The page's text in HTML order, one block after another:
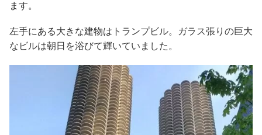
ます。
左手にある大きな建物はトランプビル。ガラス張りの巨大
なビルは朝日を浴びて輝いていました。